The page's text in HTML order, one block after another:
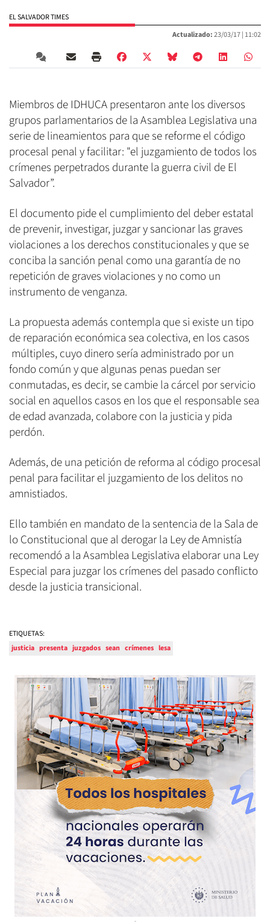
EL SALVADOR TIMES
Actualizado:23/03/17 | 11:02
Miembros de IDHUCA presentaron ante los diversos
grupos parlamentarios de la Asamblea Legislativa una
serie de lineamientos para que se reforme el código
procesal penal y facilitar: "el juzgamiento de todos los
crímenes perpetrados durante la guerra civil de El
Salvador”.
El documento pide el cumplimiento del deber estatal
de prevenir, investigar, juzgar y sancionar las graves
violaciones a los derechos constitucionales y que se
conciba la sanción penal como una garantía de no
repetición de graves violaciones y no como un
instrumento de venganza.
La propuesta además contempla que si existe un tipo
de reparación económica sea colectiva, en los casos
múltiples, cuyo dinero sería administrado por un
fondo común y que algunas penas puedan ser
conmutadas, es decir, se cambie la cárcel por servicio
social en aquellos casos en los que el responsable sea
de edad avanzada, colabore con la justicia y pida
perdón.
Además, de una petición de reforma al código procesal
penal para facilitar el juzgamiento de los delitos no
amnistiados.
Ello también en mandato de la sentencia de la Sala de
lo Constitucional que al derogar la Ley de Amnistía
recomendó a la Asamblea Legislativa elaborar una Ley
Especial para juzgar los crímenes del pasado conflicto
desde la justicia transicional.
ETIQUETAS:
justicia presenta juzgados sean crímenes lesa